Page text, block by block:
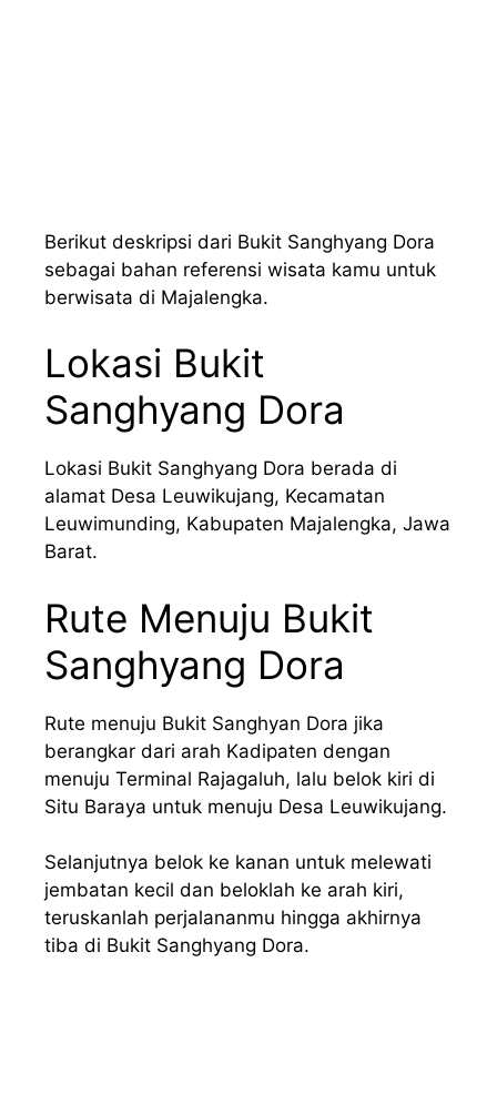
Berikut deskripsi dari Bukit Sanghyang Dora
sebagai bahan referensi wisata kamu untuk
berwisata di Majalengka.
Lokasi Bukit
Sanghyang Dora
Lokasi Bukit Sanghyang Dora berada di
alamat Desa Leuwikujang, Kecamatan
Leuwimunding, Kabupaten Majalengka, Jawa
Barat.
Rute Menuju Bukit
Sanghyang Dora
Rute menuju Bukit Sanghyan Dora jika
berangkar dari arah Kadipaten dengan
menuju Terminal Rajagaluh, lalu belok kiri di
Situ Baraya untuk menuju Desa Leuwikujang.
Selanjutnya belok ke kanan untuk melewati
jembatan kecil dan beloklah ke arah kiri,
teruskanlah perjalananmu hingga akhirnya
tiba di Bukit Sanghyang Dora.